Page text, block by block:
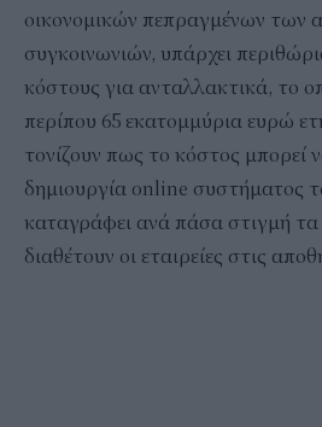
οικονομικών πεπραγμένων των
συγκοινωνιών, υπάρχει
κόστους για ανταλλακτικά, το
περίπου 65 εκατομμύρια ευρώ
τονίζουν πως το κόστος μπορεί
δημιουργία online συστήματος
καταγράφει ανά πάσα στιγμή
διαθέτουν οι εταιρείες στις